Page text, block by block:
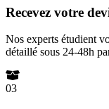
Recevez votre
Nos experts étudient
détaillé sous 24-48h
03